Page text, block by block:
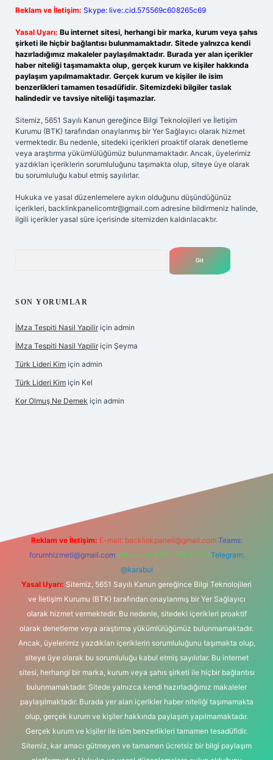
Reklam ve İletişim: Skype: live:.cid.575569c608265c69
Yasal Uyarı: Bu internet sitesi, herhangi bir marka, kurum veya şahıs
şirketi ile hiçbir bağlantısı bulunmamaktadır. Sitede yalnızca kendi
hazırladığımız makaleler paylaşılmaktadır. Burada yer alan içerikler
haber niteliği taşımamakta olup, gerçek kurum ve kişiler hakkında
paylaşım yapılmamaktadır. Gerçek kurum ve kişiler ile isim
benzerlikleri tamamen tesadüfidir. Sitemizdeki bilgiler taslak
halindedir ve tavsiye niteliği taşımazlar.
Sitemiz, 5651 Sayılı Kanun gereğince Bilgi Teknolojileri ve İletişim
Kurumu (BTK) tarafından onaylanmış bir Yer Sağlayıcı olarak hizmet
vermektedir. Bu nedenle, sitedeki içerikleri proaktif olarak denetleme
veya araştırma yükümlülüğümüz bulunmamaktadır. Ancak, üyelerimiz
yazdıkları içeriklerin sorumluluğunu taşımakta olup, siteye üye olarak
bu sorumluluğu kabul etmiş sayılırlar.
Hukuka ve yasal düzenlemelere aykırı olduğunu düşündüğünüz
içerikleri, backlinkpanelicomtr@gmail.com adresine bildirmeniz halinde,
ilgili içerikler yasal süre içerisinde sitemizden kaldırılacaktır.
SON YORUMLAR
İMza Tespiti Nasil Yapilir için admin
İMza Tespiti Nasil Yapilir için Şeyma
Türk Lideri Kim için admin
Türk Lideri Kim için Kel
Kor Olmuş Ne Demek için admin
Reklam ve İletişim: E-mail: backlinkpaneli@gmail.com Teams:
forumhizmeti@gmail.com Whatsapp: 0262 606 0 726 Telegram:
@karabul
Yasal Uyarı: Sitemiz, 5651 Sayılı Kanun gereğince Bilgi Teknolojileri
ve İletişim Kurumu (BTK) tarafından onaylanmış bir Yer Sağlayıcı
olarak hizmet vermektedir. Bu nedenle, sitedeki içerikleri proaktif
olarak denetleme veya araştırma yükümlülüğümüz bulunmamaktadır.
Ancak, üyelerimiz yazdıkları içeriklerin sorumluluğunu taşımakta olup,
siteye üye olarak bu sorumluluğu kabul etmiş sayılırlar. Bu internet
sitesi, herhangi bir marka, kurum veya şahıs şirketi ile hiçbir bağlantısı
bulunmamaktadır. Sitede yalnızca kendi hazırladığımız makaleler
paylaşılmaktadır. Burada yer alan içerikler haber niteliği taşımamakta
olup, gerçek kurum ve kişiler hakkında paylaşım yapılmamaktadır.
Gerçek kurum ve kişiler ile isim benzerlikleri tamamen tesadüfidir.
Sitemiz, kar amacı gütmeyen ve tamamen ücretsiz bir bilgi paylaşım